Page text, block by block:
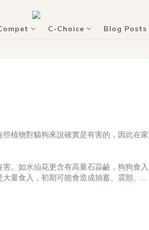
C-Choice Blog Posts
植物對貓狗來說確實是有害的，因此在家
。如水仙花更含有高量石蒜鹼，狗狗食入
量食入，初期可能會造成抽蓄、震顫、心